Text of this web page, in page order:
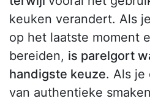
keuken verandert. Als
op het laatste moment
bereiden, is parelgort
handigste keuze. Als je
van authentieke